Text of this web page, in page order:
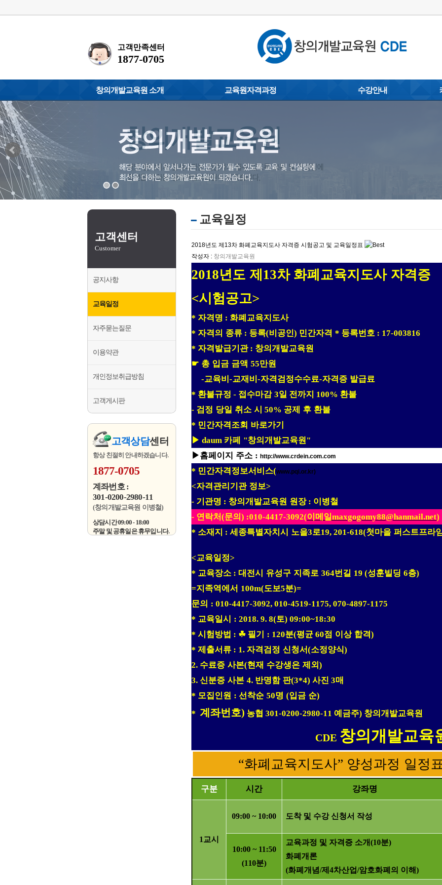
고객만족센터
1877-0705
창의개발교육원 소개
찾아오시는 길
교육원자격과정
거울글씨(싸인체)
환경관리사
청소년/노인심리지도
소프트웨어지도사
정보보안지도사
왁싱전문교육강사
왁싱전문코디네이터
탄소배출권중개상담사
코딩전문지도사
문예교육지도사
스마트폰활용지도사
옥내외광고지도사
블록체인기술지도사
수강안내
고객센터
Customer
공지사항
교육일정
자주묻는질문
이용약관
개인정보취급방침
고객게시판
고객상담센터
항상 친절히 안내하겠습니다.
1877-0705
계좌번호 :
301-0200-2980-11
(창의개발교육원 이병철)
상담시간 09:00 - 18:00
주말 및 공휴일은 휴무입니다.
교육일정
2018년도 제13차 화폐교육지도사 자격증 시험공고 및 교육일정표
작성자 : 창의개발교육원
2018년도 제 13차 화폐교육지도사 자격증
<시험공고>
* 자격명 : 화폐교육지도사
* 자격의 종류 : 등록(비공인) 민간자격 * 등록번호 : 17-003816
* 자격발급기관: 창의개발교육원
☛ 총 입금 금액 55만원
-교육비 -교재비 -자격검정수수료-자격증 발급료
* 환불규정 - 접수마감 3일 전까지 100% 환불
- 검정 당일 취소 시 50% 공제 후 환불
* 민간자격조회 바로가기
▶ daum 카페 "창의개발교육원 "
▶홈페이지 주소 : http://www.crdein.com.com
* 민간자격정보서비스(www.pqi.or.kr)
<자격관리기관 정보>
- 기관명 : 창의개발교육원 원장: 이병철
- 연락처(문의 ) :010-4417-3092(이메일maxgogomy88@hanmail.net)
* 소재지 : 세종특별자치시 노을3로19, 201-618(첫마을 퍼스트프라
<교육일정>
* 교육장소 : 대전시 유성구 지족로 364번길 19 (성훈빌딩 6층)
=지족역에서 100m(도보5분)=
문의 : 010-4417-3092, 010-4519-1175, 070-4897-1175
* 교육일시 : 2018. 9. 8(토) 09:00~18:30
* 시험방법 : ☘ 필기 : 120분(평균 60점 이상 합격)
* 제출서류 : 1. 자격검정 신청서(소정양식)
2. 수료증 사본(현재 수강생은 제외 )
3. 신분증 사본 4. 반명함 판(3*4) 사진 3매
* 모집인원 : 선착순 50명 (입금 순)
* 계좌번호) 농협 301-0200-2980-11 예금주) 창의개발교육원
CDE 창의개발교육
“화폐교육지도사” 양성과정 일정
구분 시간 강좌명
1 교시
09:00 ~ 10:00 도착 및 수강 신청서 작성
10:00 ~ 11:50
(110분)
교육과정 및 자격증 소개(10분)
화폐개론
(화폐개념/제 4차산업/암호화폐의 이해)